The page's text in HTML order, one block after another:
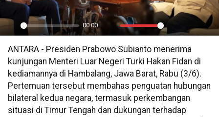
Play
00:00
Mute Settings
PIP
ANTARA - Presiden Prabowo Subianto menerima
kunjungan Menteri Luar Negeri Turki Hakan Fidan di
kediamannya di Hambalang, Jawa Barat, Rabu (3/6).
Pertemuan tersebut membahas penguatan hubungan
bilateral kedua negara, termasuk perkembangan
situasi di Timur Tengah dan dukungan terhadap